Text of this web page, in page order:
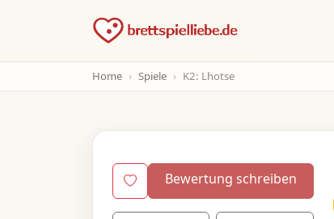
Home Spiele K2: Lhotse
Bewertung schreiben